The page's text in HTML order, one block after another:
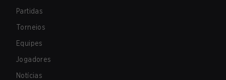
Partidas
Torneios
Equipes
Jogadores
Notícias